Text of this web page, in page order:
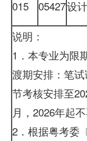
015 05427设
说明：
1．本专业为限
渡期安排：笔
节考核安排至
月，2026年起
2．根据粤考委